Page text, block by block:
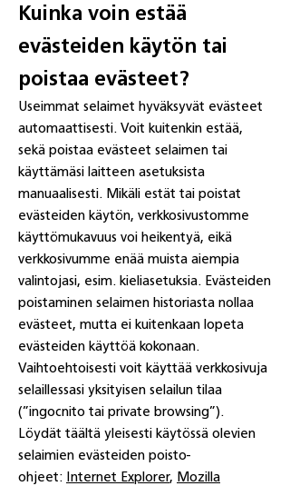
Kuinka voin estää
evästeiden käytön tai
poistaa evästeet?
Useimmat selaimet hyväksyvät evästeet
automaattisesti. Voit kuitenkin estää,
sekä poistaa evästeet selaimen tai
käyttämäsi laitteen asetuksista
manuaalisesti. Mikäli estät tai poistat
evästeiden käytön, verkkosivustomme
käyttömukavuus voi heikentyä, eikä
verkkosivumme enää muista aiempia
valintojasi, esim. kieliasetuksia. Evästeiden
poistaminen selaimen historiasta nollaa
evästeet, mutta ei kuitenkaan lopeta
evästeiden käyttöä kokonaan.
Vaihtoehtoisesti voit käyttää verkkosivuja
selaillessasi yksityisen selailun tilaa
(”ingocnito tai private browsing”).
Löydät täältä yleisesti käytössä olevien
selaimien evästeiden poisto-
ohjeet: Internet Explorer, Mozilla